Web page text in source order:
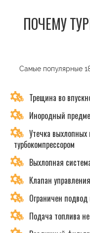
ПОЧЕМУ
Самые популярные
Трещина во
Инородный
Утечка выхлопных
турбокомпрессором
Выхлопная
Клапан
Ограничен подвод
Подача топлива